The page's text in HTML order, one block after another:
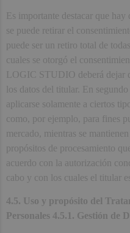
Es importante destacar que hay
se puede retirar el
puede ser un retiro total de
cuales se otorgó el
LOGIC STUDIO deberá dejar
los datos del titular. En
aplicarse solamente a ciertos
como, por ejemplo, para fines
mercado, mientras se
propósitos de procesamiento
acuerdo con la autorización
cabo y con los cuales el titular
4.5. Uso y propósito del
Personales 4.5.1. Gestión de